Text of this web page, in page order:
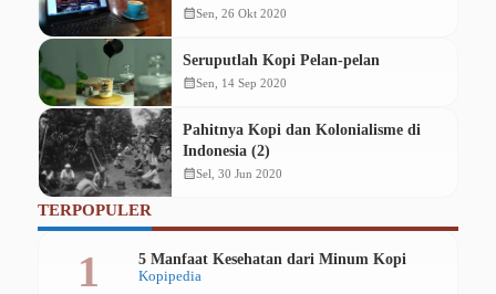
calendar_monthSen, 26 Okt 2020
Seruputlah Kopi Pelan-pelan
calendar_monthSen, 14 Sep 2020
Pahitnya Kopi dan Kolonialisme di
Indonesia (2)
calendar_monthSel, 30 Jun 2020
TERPOPULER
Kopipedia
5 Manfaat Kesehatan dari Minum Kopi